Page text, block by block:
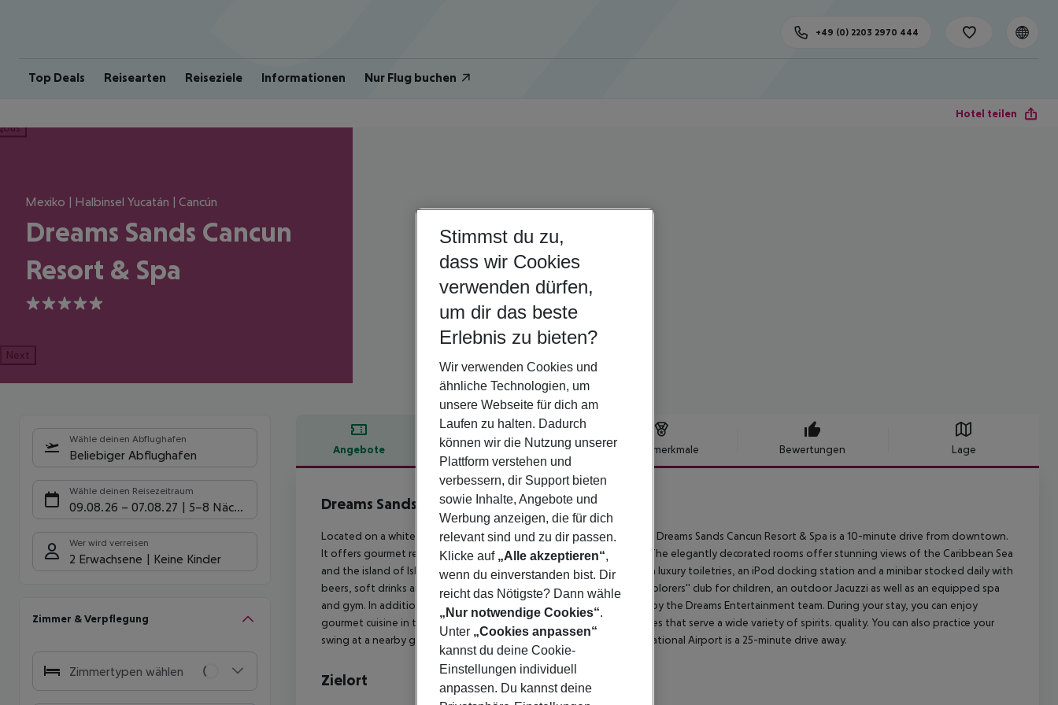
Top Deals Reisearten Reiseziele Informationen Nur Flug buchen
+49 (0) 2203 2970 444
Hotel teilen
Mexiko | Halbinsel Yucatán | Cancún
Dreams Sands Cancun
Resort & Spa
5
Next
Wähle deinen Abflughafen
Beliebiger Abflughafen
Wähle deinen Reisezeitraum
09.08.26 – 07.08.27 5-8 Nächte
Wer wird verreisen
2 Erwachsene Keine Kinder
Zimmer & Verpflegung
Zimmertypen wählen
Angebote Hotelbeschreibung Hotelmerkmale Bewertungen Lage
Hotelbeschreibung
Dreams Sands Cancun Resort & Spa
5
Located on a white sand beach in the heart of Cancun''s hotel zone, Dreams Sands Cancun Resort & Spa is a 10-minute drive from downtown.
It offers gourmet restaurants, bars, nightlife and 2 swimming pools.The elegantly decorated rooms offer stunning views of the Caribbean Sea
and the island of Isla Mujeres. They include a large full bathroom with luxury toiletries, an iPod docking station and a minibar stocked daily with
beers, soft drinks and bottled water. Cancun Resort & Spa has an explorers'' club for children, an outdoor Jacuzzi as well as an equipped spa
and gym. In addition, non-motorized water sports can be arranged by the Dreams Entertainment team. During your stay, you can enjoy
gourmet cuisine in the 9 restaurants as well as 4 lively bars and lounges that serve a wide variety of spirits. quality. You can also practice your
swing at a nearby golf course with the free green fee. Cancun International Airport is a 25-minute drive away.
Zielort
Stimmst du zu,
dass wir Cookies
verwenden dürfen,
um dir das beste
Erlebnis zu bieten?
Wir verwenden Cookies und
ähnliche Technologien, um
unsere Webseite für dich am
Laufen zu halten. Dadurch
können wir die Nutzung unserer
Plattform verstehen und
verbessern, dir Support bieten
sowie Inhalte, Angebote und
Werbung anzeigen, die für dich
relevant sind und zu dir passen.
Klicke auf „Alle akzeptieren“,
wenn du einverstanden bist. Dir
reicht das Nötigste? Dann wähle
„Nur notwendige Cookies“.
Unter „Cookies anpassen“
kannst du deine Cookie-
Einstellungen individuell
anpassen. Du kannst deine